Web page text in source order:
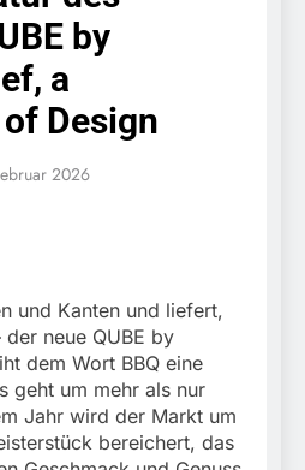
grenzüberschreitenden
Verkehr / Waffenfund im
München: Schneller
als die
nach Ungarn
/ Bundespolizei
mit
August 2026
Bundespolizeidirektion
München: Ausgesetzte
am Bahnhof
August 2026
führen zu
wegen
Betrugs
Europaweit
Mitglied einer
kriminellen Vereinigung
ins Netz –
vollstreckt
August 2026
Bundespolizeidirektion
München: Update zu den
Einsatzmaßnahmen der
Bundespolizei in
Saarbrücken
5. August 2026
by
a
Design
2026
und Kanten und liefert,
neue QUBE by
dem Wort BBQ eine
geht um mehr als nur
Jahr wird der Markt um
bereichert, das